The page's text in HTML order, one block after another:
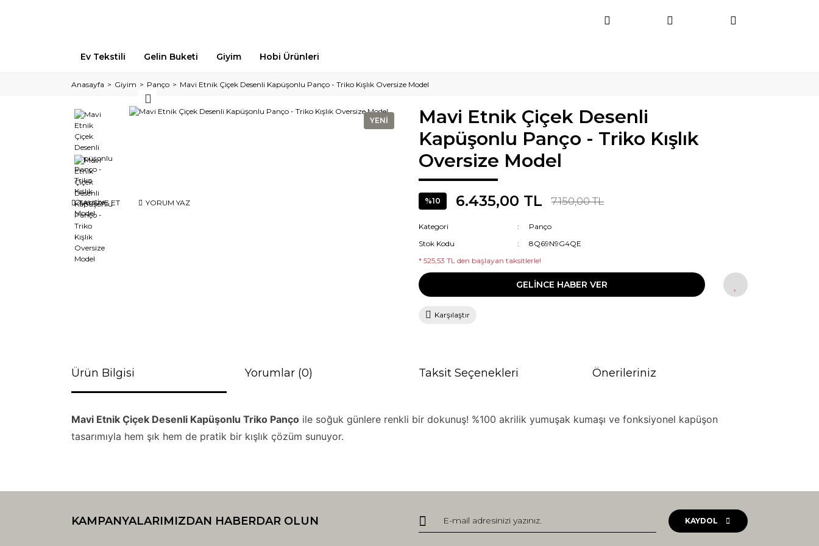
Ev Tekstili Gelin Buketi Giyim Hobi Ürünleri
Anasayfa Giyim Panço Mavi Etnik Çiçek Desenli Kapüşonlu Panço - Triko Kışlık Oversize Model
YENİ
TAVSİYE ET YORUM YAZ
Mavi Etnik Çiçek Desenli
Kapüşonlu Panço - Triko Kışlık
Oversize Model
%10 6.435,00 TL 7.150,00 TL
Kategori
Panço
Stok Kodu
8Q69N9G4QE
* 525,53 TL den başlayan taksitlerle!
GELİNCE HABER VER
Karşılaştır
Ürün Bilgisi Yorumlar (0) Taksit Seçenekleri Önerileriniz
Mavi Etnik Çiçek Desenli Kapüşonlu Triko Panço ile soğuk günlere renkli bir dokunuş! %100 akrilik yumuşak kumaşı ve fonksiyonel kapüşon
tasarımıyla hem şık hem de pratik bir kışlık çözüm sunuyor.
Yorum Yaz
Görüş ve önerileriniz için teşekkür ederiz.
Ürün resmi kalitesiz, bozuk veya görüntülenemiyor.
KAMPANYALARIMIZDAN HABERDAR OLUN KAYDOL